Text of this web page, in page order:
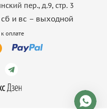
пер., д.9, стр. 3
и вс – выходной
оплате